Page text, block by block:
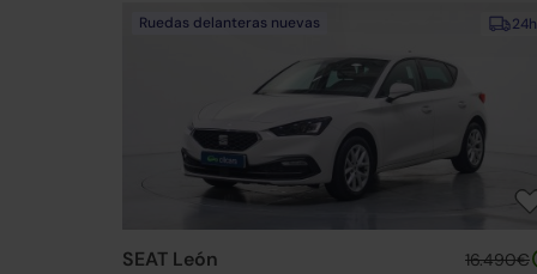
24h
Ruedas delanteras nuevas
SEAT León 16.490€